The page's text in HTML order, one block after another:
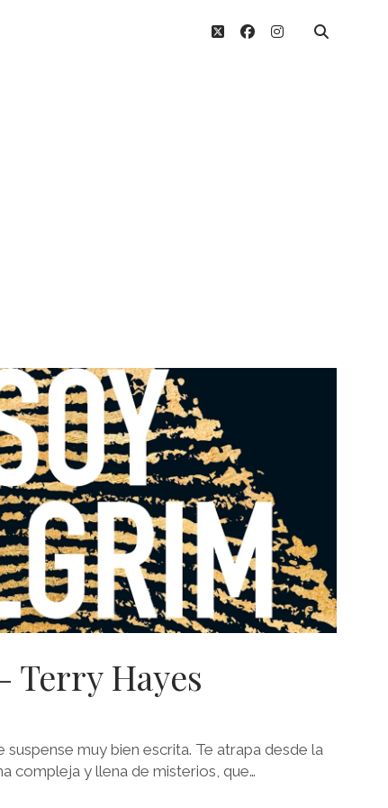
twitterfacebook
instagram
Terry Hayes
suspense muy bien escrita. Te atrapa desde la
compleja y llena de misterios, que…